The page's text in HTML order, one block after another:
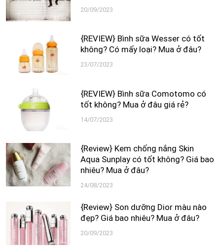
20/09/2023
{REVIEW} Bình sữa Wesser có tốt
không? Có mấy loại? Mua ở đâu?
23/07/2023
{REVIEW} Bình sữa Comotomo có
tốt không? Mua ở đâu giá rẻ?
14/07/2023
{Review} Kem chống nắng Skin
Aqua Sunplay có tốt không? Giá bao
nhiêu? Mua ở đâu?
24/08/2023
{Review} Son dưỡng Dior màu nào
đẹp? Giá bao nhiêu? Mua ở đâu?
20/09/2023